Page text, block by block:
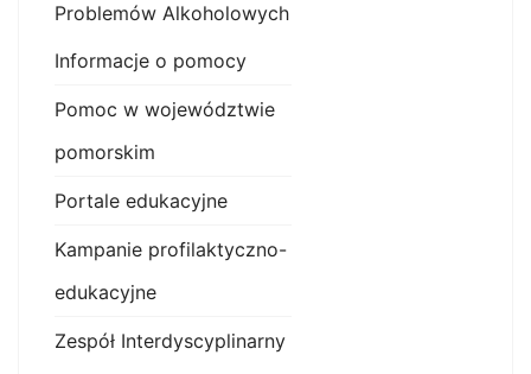
Problemów Alkoholowych
Informacje o pomocy
Pomoc w województwie
pomorskim
Portale edukacyjne
Kampanie profilaktyczno-
edukacyjne
Zespół Interdyscyplinarny